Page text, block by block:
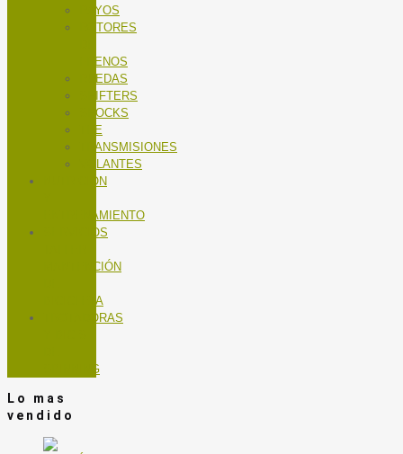
RAYOS
ROTORES
FRENOS
RUEDAS
SHIFTERS
SHOCKS
TEE
TRANSMISIONES
VOLANTES
NUTRICIÓN
ENTRENAMIENTO
SERVICIOS
MANTENCIÓN
BICICLETA
TROTADORAS
SPINNING
Lo mas
vendido